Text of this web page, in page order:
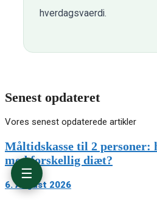
hverdagsvaerdi.
Senest opdateret
Vores senest opdaterede artikler
Måltidskasse til 2 personer:
med forskellig diæt?
6. August 2026
☰
Hvad er RetNemt?
Fordele og ulemper ved
Vores konklusion: Er
Ofte stillede spørgsmal om